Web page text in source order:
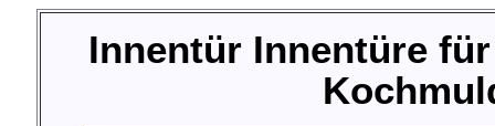
Innentür Innentüre